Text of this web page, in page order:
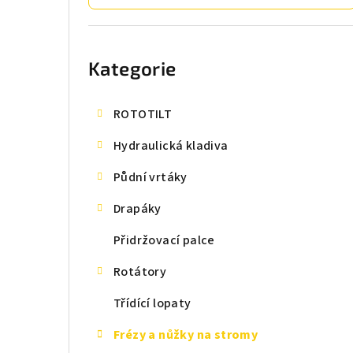
Kategorie
ROTOTILT
Hydraulická kladiva
Půdní vrtáky
Drapáky
Přidržovací palce
Rotátory
Třídící lopaty
Frézy a nůžky na stromy